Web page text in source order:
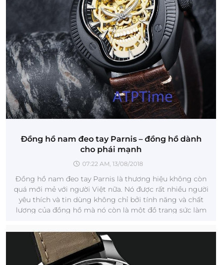
Đồng hồ nam đeo tay Parnis – đồng hồ dành
cho phái mạnh
07:22 AM, 13/08/2018
Đồng hồ nam đeo tay Parnis là thương hiệu không còn
quá mới mẻ với người Việt nữa. Nó được rất nhiều người
yêu thích và tin dùng không chỉ bởi tính năng và chất
lượng của đồng hồ mà nó còn là một đồ trang sức làm